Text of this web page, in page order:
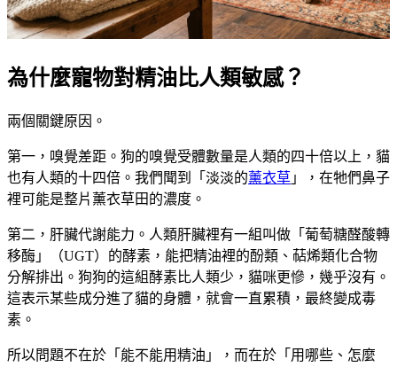
為什麼寵物對精油比人類敏感？
兩個關鍵原因。
第一，嗅覺差距。狗的嗅覺受體數量是人類的四十倍以上，貓
也有人類的十四倍。我們聞到「淡淡的薰衣草 」，在牠們鼻子
裡可能是整片薰衣草田的濃度。
第二，肝臟代謝能力。人類肝臟裡有一組叫做「葡萄糖醛酸轉
移酶」（UGT）的酵素，能把精油裡的酚類、萜烯類化合物
分解排出。狗狗的這組酵素比人類少，貓咪更慘，幾乎沒有。
這表示某些成分進了貓的身體，就會一直累積，最終變成毒
素。
所以問題不在於「能不能用精油」，而在於「用哪些、怎麼